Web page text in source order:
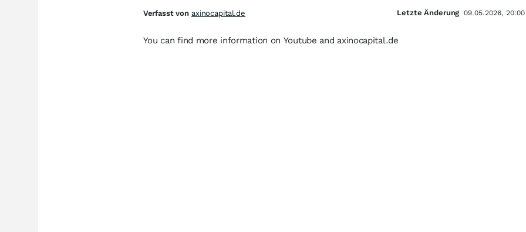
You can find more information on Youtube and axinocapital.de
Verfasst von axinocapital.de Letzte Änderung 09.05.2026, 20:00